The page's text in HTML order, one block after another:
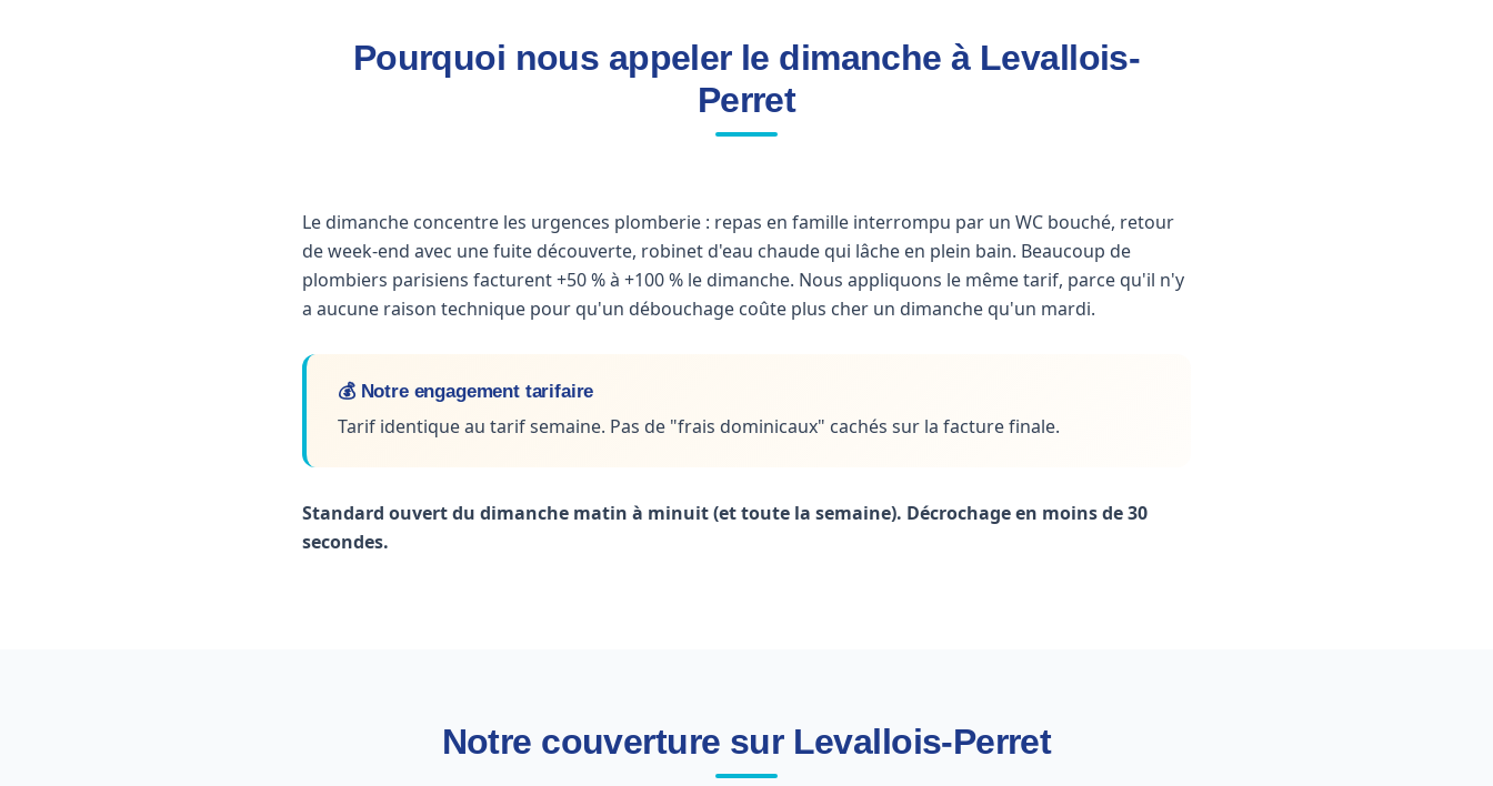
Pourquoi nous appeler le dimanche à Levallois-
Perret
Le dimanche concentre les urgences plomberie : repas en famille interrompu par un WC bouché, retour
de week-end avec une fuite découverte, robinet d'eau chaude qui lâche en plein bain. Beaucoup de
plombiers parisiens facturent +50 % à +100 % le dimanche. Nous appliquons le même tarif, parce qu'il n'y
a aucune raison technique pour qu'un débouchage coûte plus cher un dimanche qu'un mardi.
💰 Notre engagement tarifaire
Tarif identique au tarif semaine. Pas de "frais dominicaux" cachés sur la facture finale.
Standard ouvert du dimanche matin à minuit (et toute la semaine). Décrochage en moins de 30
secondes.
Notre couverture sur Levallois-Perret